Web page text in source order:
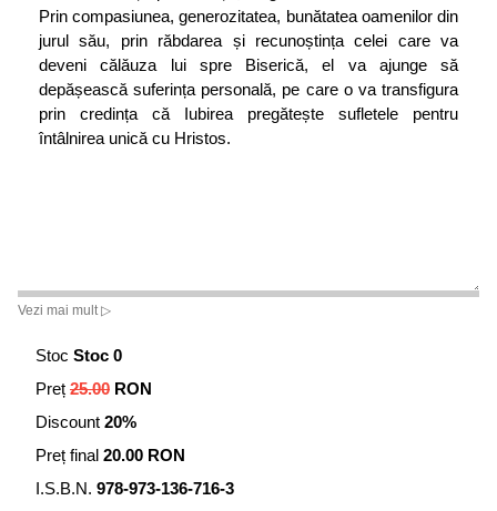
Prin compasiunea, generozitatea, bunătatea oamenilor din
jurul său, prin răbdarea și recunoștința celei care va
deveni călăuza lui spre Biserică, el va ajunge să
depășească suferința personală, pe care o va transfigura
prin credința că Iubirea pregătește sufletele pentru
întâlnirea unică cu Hristos.
Vezi mai mult ▷
Stoc Stoc 0
Preț 25.00 RON
Discount 20%
Preț final 20.00 RON
I.S.B.N. 978-973-136-716-3